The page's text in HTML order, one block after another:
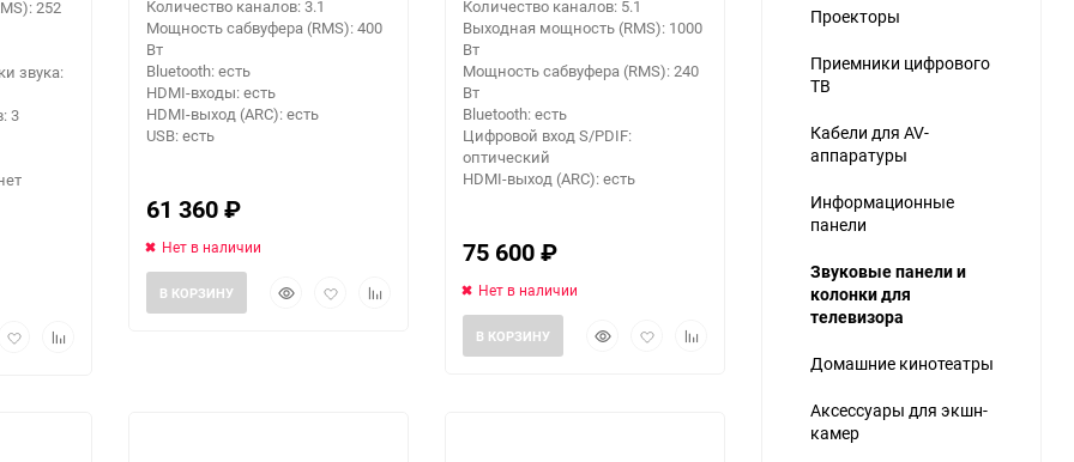
Выберите категорию
252
звука:
3
ДобавитьДобавить
Количество каналов: 3.1
Мощность сабвуфера (RMS): 400
Вт
Bluetooth: есть
HDMI-входы: есть
HDMI-выход (ARC): есть
USB: есть
61 360₽
Нет в наличии
БыстрыйДобавитьДобавить
В КОРЗИНУ
Количество каналов: 5.1
Выходная мощность (RMS): 1000
Вт
Мощность сабвуфера (RMS): 240
Вт
Bluetooth: есть
Цифровой вход S/PDIF:
оптический
HDMI-выход (ARC): есть
75 600₽
Нет в наличии
БыстрыйДобавитьДобавить
В КОРЗИНУ
Проекторы
Приемники цифрового
ТВ
Кабели для AV-
аппаратуры
Информационные
панели
Звуковые панели и
колонки для
телевизора
Домашние кинотеатры
Аксессуары для экшн-
камер